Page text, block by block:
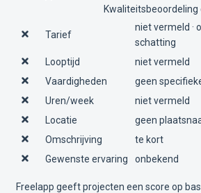
Kwaliteitsbeoordeling
Tarief
niet vermeld ·
schatting
Looptijd
niet vermeld
Vaardigheden
geen
Uren/week
niet vermeld
Locatie
geen
Omschrijving
te kort
Gewenste ervaring
onbekend
Freelapp geeft projecten een score op